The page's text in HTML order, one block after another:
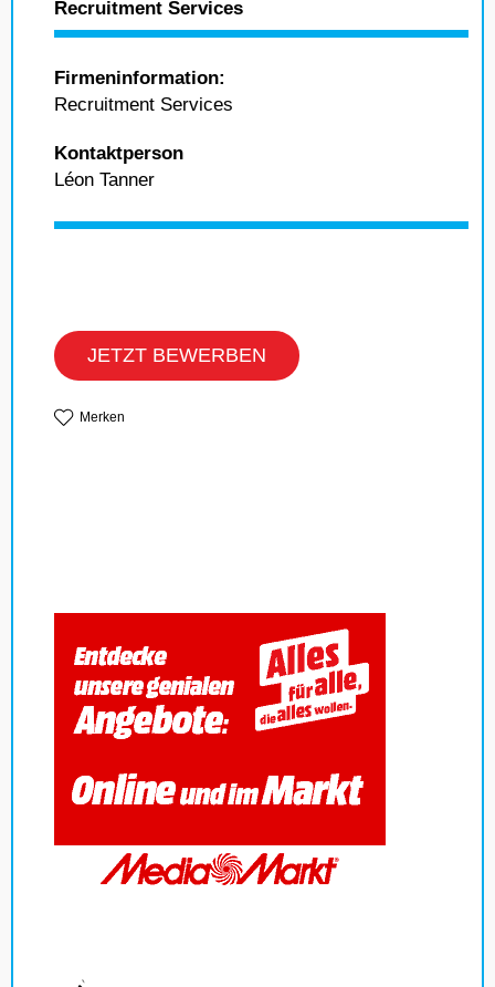
Recruitment Services
Firmeninformation:
Recruitment Services
Kontaktperson
Léon Tanner
JETZT BEWERBEN
Merken